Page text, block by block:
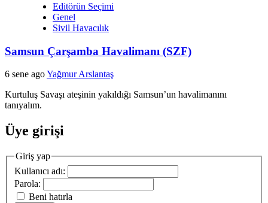
Editörün Seçimi
Genel
Sivil Havacılık
Samsun Çarşamba Havalimanı (SZF)
6 sene agoYağmur Arslantaş
Kurtuluş Savaşı ateşinin yakıldığı Samsun’un havalimanını
tanıyalım.
Üye girişi
Giriş yap
Kullanıcı adı:
Parola:
Beni hatırla